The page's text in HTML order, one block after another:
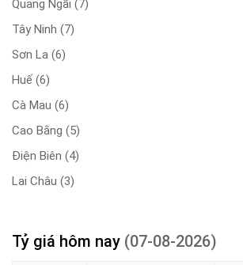
Quảng Ngãi (7)
Tây Ninh (7)
Sơn La (6)
Huế (6)
Cà Mau (6)
Cao Bằng (5)
Điện Biên (4)
Lai Châu (3)
Tỷ giá hôm nay (07-08-2026)